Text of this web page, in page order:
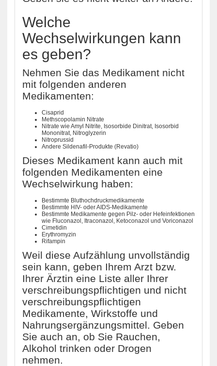
Welche
Wechselwirkungen kann
es geben?
Nehmen Sie das Medikament nicht
mit folgenden anderen
Medikamenten:
Cisaprid
Methscopolamin Nitrate
Nitrate wie Amyl Nitrite, Isosorbide Dinitrat, Isosorbid
Mononitrat, Nitroglyzerin
Nitroprussid
Andere Sildenafil-Produkte (Revatio)
Dieses Medikament kann auch mit
folgenden Medikamenten eine
Wechselwirkung haben:
Bestimmte Bluthochdruckmedikamente
Bestimmte HIV- oder AIDS-Medikamente
Bestimmte Medikamente gegen Pilz- oder Hefeinfektionen
wie Fluconazol, Itraconazol, Ketoconazol und Voriconazol
Cimetidin
Erythromyzin
Rifampin
Weil diese Aufzählung unvollständig
sein kann, geben Ihrem Arzt bzw.
Ihrer Ärztin eine Liste aller Ihrer
verschreibungspflichtigen und nicht
verschreibungspflichtigen
Medikamente, Wirkstoffe und
Nahrungsergänzungsmittel. Geben
Sie auch an, ob Sie Rauchen,
Alkohol trinken oder Drogen
nehmen.